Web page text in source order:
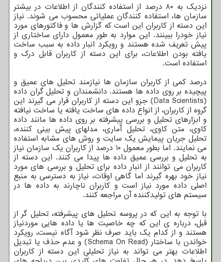
نزدیک به ۸۰ درصد از استفاده کنندگان از اطلاعات در بیشتر
سازمان ها، استفاده کنندگان عملیاتی محسوب می شوند. نیاز
این دسته از کاربران این است که گزارش ها و فاکتورهای مورد
نیاز خودرا ببینند. این موارد به طور معمول دارای ساختاری از
پیش تعریف شده هستند و رویکرد انبار داده به سبب ساخت
یافته بودن اطلاعات، برای این دسته از کاربران قابل درک و
استفاده است.
درصد کمی از کاربران سازمان ها نیازمند تحلیل های عمیق و
پیچیده بر روی داده ها هستند. دانشمندان و تحلیل گران داده
(Data Scientists) جزو این دسته از کاربران قرار می گیرند این
گروه از کاربران، از انواع داده های ساخت یافته یا ساخت نیافته
و ابزارهای تحلیل و بررسی پیشرفته بر روی داده ها مانند داده
کاوی، متن کاوی، تحلیل آماری، مدلهای پیش بینی کننده،
تحلیل جریان پیمایش یک سایت و روش های مشابه استفاده
می نمایند. اما بطور معمول ۱۰ درصد از کاربران یک سازمان نیاز
به تحلیل و بررسی عمیق داده ها پیدا می کنند. این دسته از
کاربران می توانند از انبار داده برای تحلیل و بررسی های مورد
نیاز خود بهره گیرند اما گاهی اوقات، نیاز به دسترسی به منبع
اصلی داده مورد نیاز است و کاربران ناچارند به داده ها در
سیستم های تولیدکننده آن مراجعه کنند.
با توجه به این که در پروسه تحلیل های پیشرفته، تحلیل گر از
قبل، درباره ی این که چه خاصیت ها یا داده هایی موردنیاز
هستند و از کدام یک باید صرف نظر شود آگاه نیست، رویکرد
خواندن با ساختار (Schema On Read) و عدم حذف یا تبدیل
اطلاعات بهتر می تواند به نیاز تحلیلیِ این دسته از کاربران